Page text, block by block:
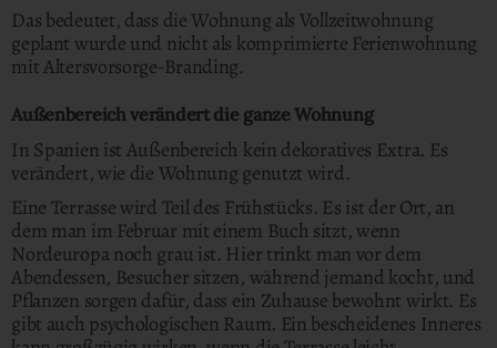
Das bedeutet, dass die Wohnung als Vollzeitwohnung
geplant wurde und nicht als komprimierte Ferienwohnung
mit Altersvorsorge-Branding.
Außenbereich verändert die ganze Wohnung
In Spanien ist Außenbereich kein dekoratives Extra. Es
verändert, wie die Wohnung genutzt wird.
Eine Terrasse wird Teil des Frühstücks. Es ist der Ort, an
dem man im Februar mit einem Buch sitzt, wenn
Nordeuropa noch grau ist. Hier trinkt man vor dem
Abendessen, Besucher sitzen, während jemand kocht, und
Pflanzen sorgen dafür, dass ein Zuhause bewohnt wirkt. Es
gibt auch psychologischen Raum. Ein bescheidenes Inneres